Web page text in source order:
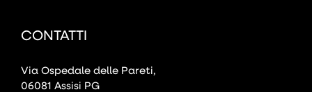
CONTATTI
Via Ospedale delle Pareti,
06081 Assisi PG